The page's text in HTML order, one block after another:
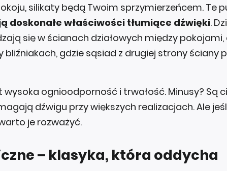
silikaty będą Twoim sprzymierzeńcem. Te
doskonałe właściwości tłumiące dźwięki.
się w ścianach działowych między pokojami,
gdzie sąsiad z drugiej strony ściany
ognioodporność i trwałość. Minusy? Są
dźwigu przy większych realizacjach. Ale
je rozważyć.
– klasyka, która oddycha